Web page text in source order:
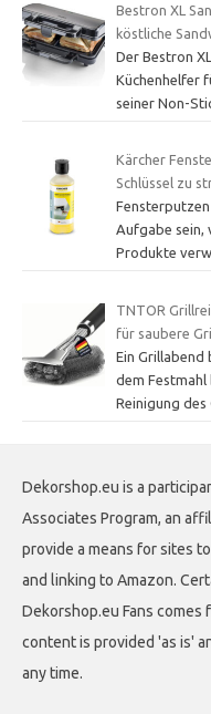
Bestron XL
köstliche
Der Bestron
Küchenhelfer
seiner Non-
Kärcher
Schlüssel zu
Aufgabe sein,
Produkte
TNTOR
für saubere
Ein Grillabend
dem
Reinigung des
Dekorshop.eu is a
Associates Program, an
provide a means for sites
and linking to Amazon.
Dekorshop.eu Fans comes
content is provided 'as is'
any time.